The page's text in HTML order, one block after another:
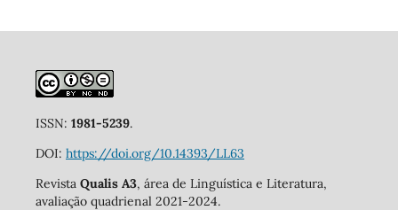
ISSN: 1981-5239.
DOI: https://doi.org/10.14393/LL63
Revista Qualis A3, área de Linguística e Literatura,
avaliação quadrienal 2021-2024.